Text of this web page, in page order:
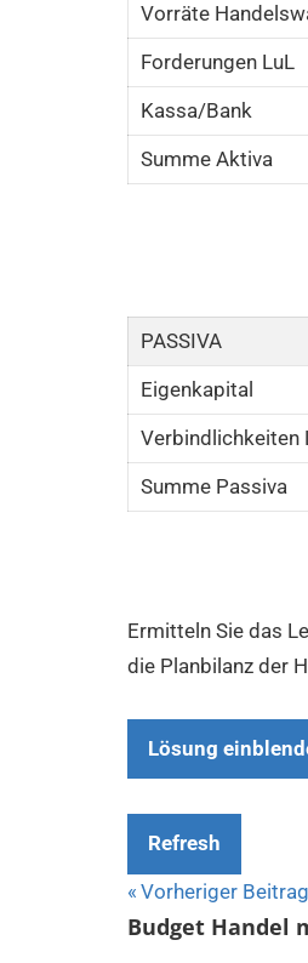
Vorräte
Forderungen LuL
Kassa/Bank
Summe Aktiva
PASSIVA
Eigenkapital
Verbindlichkeiten
Summe Passiva
Ermitteln Sie das
die Planbilanz der
Lösung
Refresh
Vorheriger Beitrag
Budget Handel